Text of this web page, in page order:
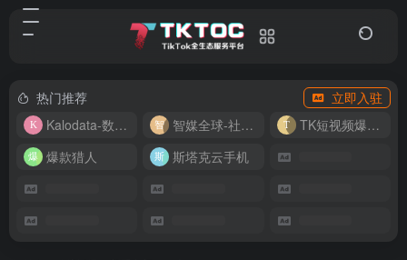
热门推荐
立即入驻
Kalodata-数据分析平台
智媒全球-社媒管理平台
TK短视频爆款复刻
爆款猎人
斯塔克云手机